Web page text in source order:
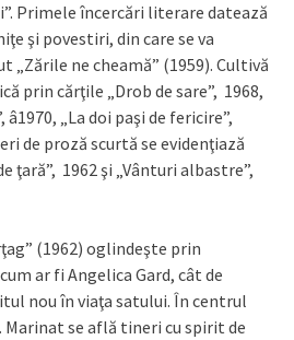
Primele încercări literare datează
şi povestiri, din care se va
„Zările ne cheamă” (1959). Cultivă
prin cărţile „Drob de sare”, 1968,
„La doi paşi de fericire”,
de proză scurtă se evidenţiază
ţară”, 1962 şi „Vânturi albastre”,
(1962) oglindeşte prin
ar fi Angelica Gard, cât de
nou în viaţa satului. În centrul
se află tineri cu spirit de